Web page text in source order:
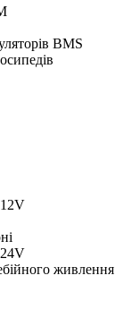
BMS
живлення